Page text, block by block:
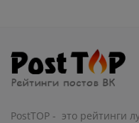
PostTOP - это рейтинги